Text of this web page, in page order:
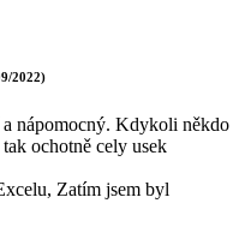
2022)
nápomocný. Kdykoli někdo
ochotně cely usek
Zatím jsem byl